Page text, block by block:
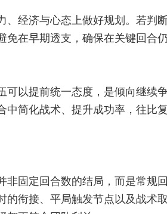
、经济与心态上做好规划。若判
在早期透支，确保在关键回合仍
可以提前统一态度，是倾向继续
中简化战术、提升成功率，往比
非固定回合数的结局，而是常规
衔接、平局触发节点以及战术